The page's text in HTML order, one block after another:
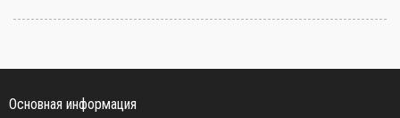
Основная информация